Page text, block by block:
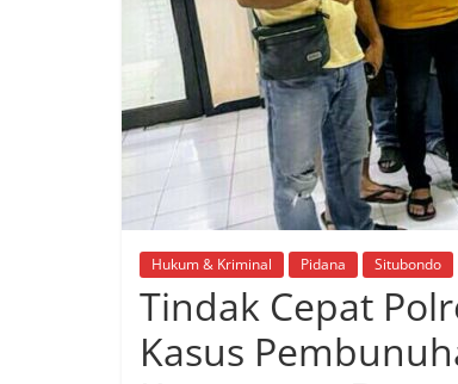
Hukum & Kriminal Pidana Situbondo
Tindak Cepat
Kasus